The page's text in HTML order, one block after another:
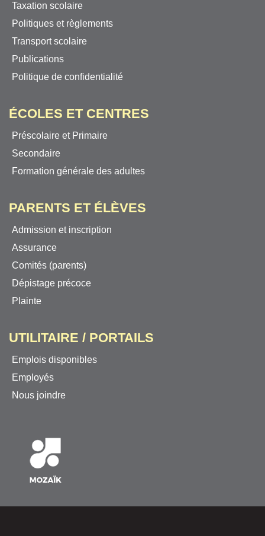
Taxation scolaire
Politiques et règlements
Transport scolaire
Publications
Politique de confidentialité
ÉCOLES ET CENTRES
Préscolaire et Primaire
Secondaire
Formation générale des adultes
PARENTS ET ÉLÈVES
Admission et inscription
Assurance
Comités (parents)
Dépistage précoce
Plainte
UTILITAIRE / PORTAILS
Emplois disponibles
Employés
Nous joindre